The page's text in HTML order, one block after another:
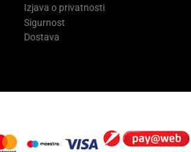
Izjava o privatnosti
Sigurnost
Dostava